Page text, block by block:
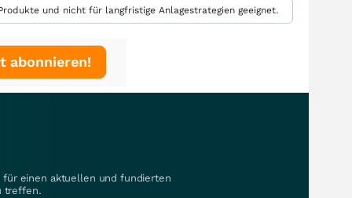
und nicht für langfristige Anlagestrategien geeignet.
abonnieren!
für einen aktuellen und fundierten
treffen.